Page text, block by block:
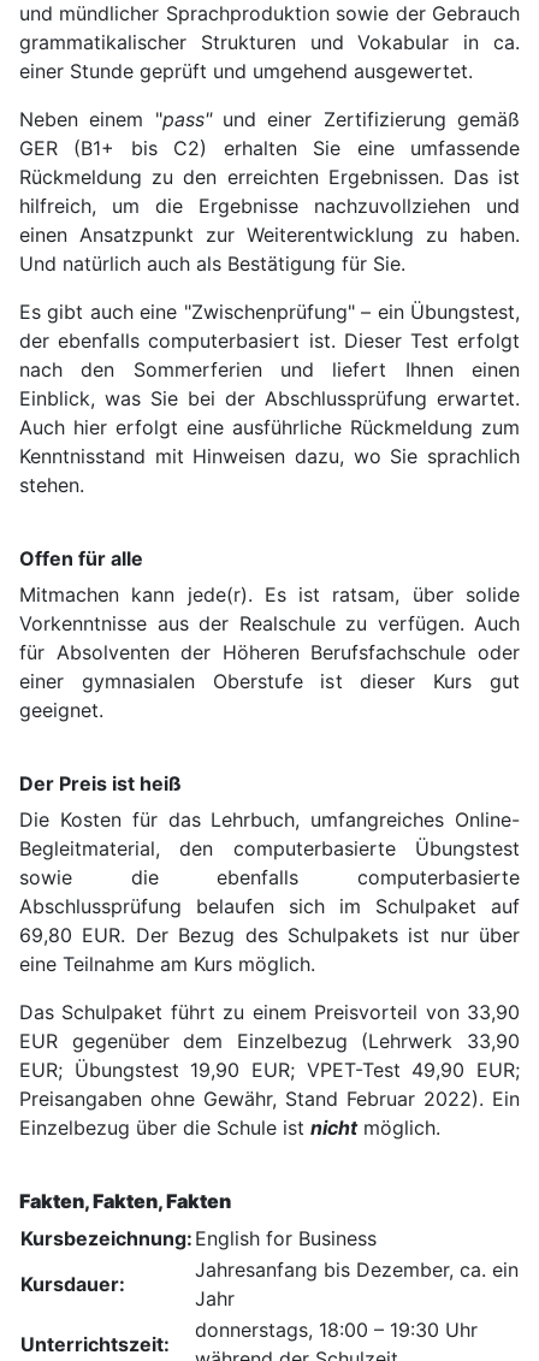
und mündlicher Sprachproduktion sowie der Gebrauch
grammatikalischer Strukturen und Vokabular in ca.
einer Stunde geprüft und umgehend ausgewertet.
Neben einem "pass"und einer Zertifizierung gemäß
GER (B1+ bis C2) erhalten Sie eine umfassende
Rückmeldung zu den erreichten Ergebnissen. Das ist
hilfreich, um die Ergebnisse nachzuvollziehen und
einen Ansatzpunkt zur Weiterentwicklung zu haben.
Und natürlich auch als Bestätigung für Sie.
Es gibt auch eine "Zwischenprüfung" – ein Übungstest,
der ebenfalls computerbasiert ist. Dieser Test erfolgt
nach den Sommerferien und liefert Ihnen einen
Einblick, was Sie bei der Abschlussprüfung erwartet.
Auch hier erfolgt eine ausführliche Rückmeldung zum
Kenntnisstand mit Hinweisen dazu, wo Sie sprachlich
stehen.
Offen für alle
Mitmachen kann jede(r). Es ist ratsam, über solide
Vorkenntnisse aus der Realschule zu verfügen. Auch
für Absolventen der Höheren Berufsfachschule oder
einer gymnasialen Oberstufe ist dieser Kurs gut
geeignet.
Der Preis ist heiß
Die Kosten für das Lehrbuch, umfangreiches Online-
Begleitmaterial, den computerbasierte Übungstest
sowie die ebenfalls computerbasierte
Abschlussprüfung belaufen sich im Schulpaket auf
69,80 EUR. Der Bezug des Schulpakets ist nur über
eine Teilnahme am Kurs möglich.
Das Schulpaket führt zu einem Preisvorteil von 33,90
EUR gegenüber dem Einzelbezug (Lehrwerk 33,90
EUR; Übungstest 19,90 EUR; VPET-Test 49,90 EUR;
Preisangaben ohne Gewähr, Stand Februar 2022). Ein
Einzelbezug über die Schule ist nichtmöglich.
Fakten, Fakten, Fakten
Kursbezeichnung: English for Business
Kursdauer:
Jahresanfang bis Dezember, ca. ein
Jahr
Unterrichtszeit:
donnerstags, 18:00 – 19:30 Uhr